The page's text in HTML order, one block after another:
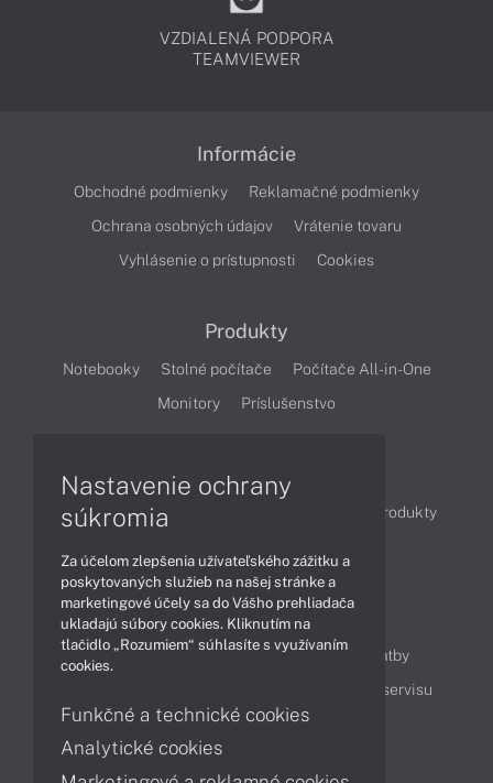
VZDIALENÁ PODPORA
TEAMVIEWER
Informácie
Obchodné podmienky
Reklamačné podmienky
Ochrana osobných údajov
Vrátenie tovaru
Vyhlásenie o prístupnosti
Cookies
Produkty
Notebooky Stolné počítače
Počítače All-in-One
Monitory
Príslušenstvo
Články
Obchodné informácie
Produkty
Obsah
Ako nakupovať
Možnosti doručenia a platby
Cenník servisu
Kontakty
Nastavenie ochrany
súkromia
Za účelom zlepšenia užívateľského zážitku a
poskytovaných služieb na našej stránke a
marketingové účely sa do Vášho prehliadača
ukladajú súbory cookies. Kliknutím na
tlačidlo „Rozumiem“ súhlasíte s využívaním
cookies.
Funkčné a technické cookies
Analytické cookies